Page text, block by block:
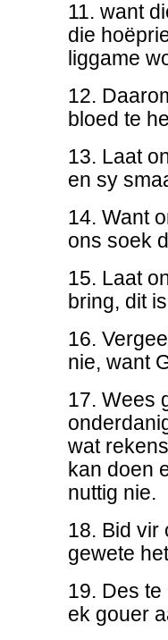
11. want
die
liggame
12.
bloed te
13. Laat
en sy
14. Want
ons soek
15. Laat
bring, dit
16.
nie, want
17. Wees
wat
kan doen
nuttig nie.
18. Bid vir
gewete
19. Des
ek gouer